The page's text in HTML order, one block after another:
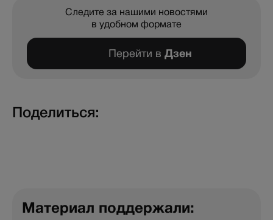
Следите за нашими новостями
в удобном формате
Перейти в Дзен
Поделиться:
Материал поддержали: